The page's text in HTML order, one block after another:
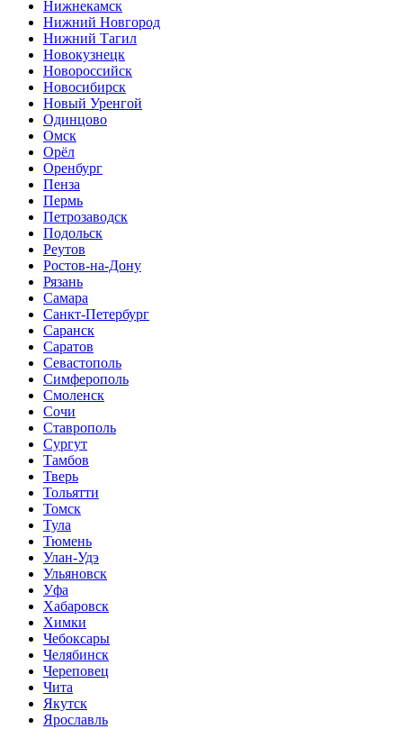
Нижнекамск
Нижний Новгород
Нижний Тагил
Новокузнецк
Новороссийск
Новосибирск
Новый Уренгой
Одинцово
Омск
Орёл
Оренбург
Пенза
Пермь
Петрозаводск
Подольск
Реутов
Ростов-на-Дону
Рязань
Самара
Санкт-Петербург
Саранск
Саратов
Севастополь
Симферополь
Смоленск
Сочи
Ставрополь
Сургут
Тамбов
Тверь
Тольятти
Томск
Тула
Тюмень
Улан-Удэ
Ульяновск
Уфа
Хабаровск
Химки
Чебоксары
Челябинск
Череповец
Чита
Якутск
Ярославль